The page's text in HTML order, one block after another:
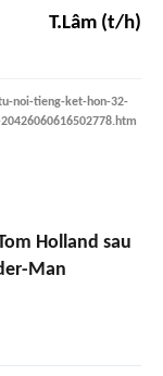
T.Lâm (t/h)
noi-tieng-ket-hon-32-
Holland sau
Man